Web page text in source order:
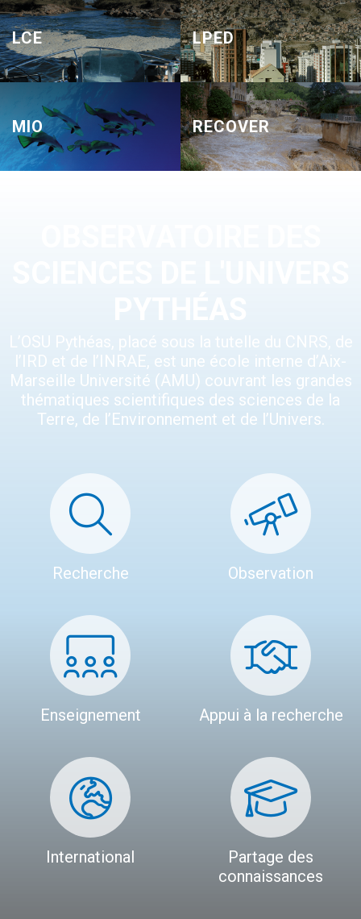
LCE LPED
MIO RECOVER
L’OSU Pythéas, placé sous la tutelle du CNRS, de
l’IRD et de l’INRAE, est une école interne d’Aix-
Marseille Université (AMU) couvrant les grandes
thématiques scientifiques des sciences de la
Terre, de l’Environnement et de l’Univers.
Recherche Observation
Enseignement Appui à la recherche
International
Partage des
connaissances